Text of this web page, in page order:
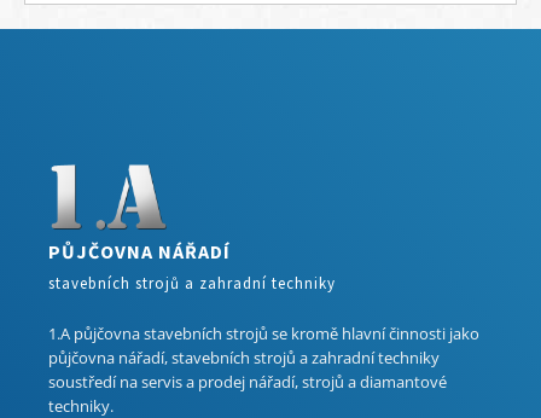
PŮJČOVNA NÁŘADÍ
stavebních strojů a zahradní techniky
1.A půjčovna stavebních strojů se kromě hlavní činnosti jako
půjčovna nářadí, stavebních strojů a zahradní techniky
soustředí na servis a prodej nářadí, strojů a diamantové
techniky.